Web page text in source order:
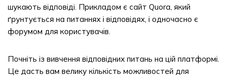
шукають відповіді. Прикладом є сайт Quora, який
ґрунтується на питаннях і відповідях, і одночасно є
форумом для користувачів.
Почніть із вивчення відповідних питань на цій платформі.
Це дасть вам велику кількість можливостей для